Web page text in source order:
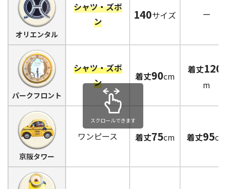
オリエンタル
シャツ・ズボ
ン
140サイズ ー
パークフロント
シャツ・ズボ
ン
着丈90cm
着丈120
m
京阪タワー
ワンピース 着丈75cm 着丈95cm
スクロールできます